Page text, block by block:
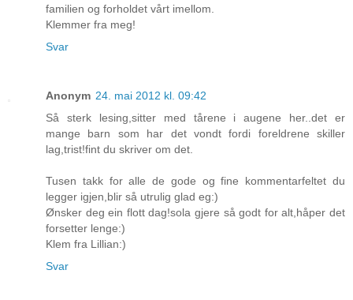
familien og forholdet vårt imellom.
Klemmer fra meg!
Svar
Anonym 24. mai 2012 kl. 09:42
Så sterk lesing,sitter med tårene i augene her..det er
mange barn som har det vondt fordi foreldrene skiller
lag,trist!fint du skriver om det.
Tusen takk for alle de gode og fine kommentarfeltet du
legger igjen,blir så utrulig glad eg:)
Ønsker deg ein flott dag!sola gjere så godt for alt,håper det
forsetter lenge:)
Klem fra Lillian:)
Svar